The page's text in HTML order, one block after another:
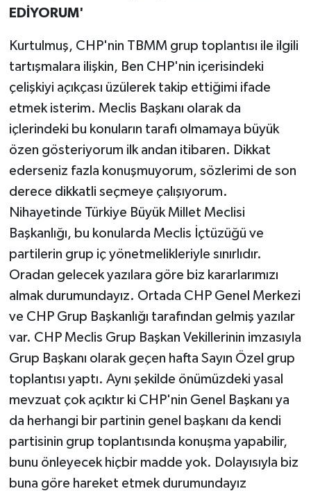
EDİYORUM'
Kurtulmuş, CHP'nin TBMM grup toplantısı ile ilgili
tartışmalara ilişkin, Ben CHP'nin içerisindeki
çelişkiyi açıkçası üzülerek takip ettiğimi ifade
etmek isterim. Meclis Başkanı olarak da
içlerindeki bu konuların tarafı olmamaya büyük
özen gösteriyorum ilk andan itibaren. Dikkat
ederseniz fazla konuşmuyorum, sözlerimi de son
derece dikkatli seçmeye çalışıyorum.
Nihayetinde Türkiye Büyük Millet Meclisi
Başkanlığı, bu konularda Meclis İçtüzüğü ve
partilerin grup iç yönetmelikleriyle sınırlıdır.
Oradan gelecek yazılara göre biz kararlarımızı
almak durumundayız. Ortada CHP Genel Merkezi
ve CHP Grup Başkanlığı tarafından gelmiş yazılar
var. CHP Meclis Grup Başkan Vekillerinin imzasıyla
Grup Başkanı olarak geçen hafta Sayın Özel grup
toplantısı yaptı. Aynı şekilde önümüzdeki yasal
mevzuat çok açıktır ki CHP'nin Genel Başkanı ya
da herhangi bir partinin genel başkanı da kendi
partisinin grup toplantısında konuşma yapabilir,
bunu önleyecek hiçbir madde yok. Dolayısıyla biz
buna göre hareket etmek durumundayız